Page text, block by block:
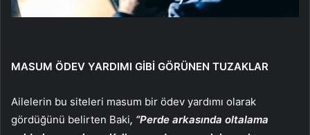
MASUM ÖDEV YARDIMI GİBİ GÖRÜNEN TUZAKLAR
Ailelerin bu siteleri masum bir ödev yardımı olarak
gördüğünü belirten Baki, “Perde arkasında oltalama